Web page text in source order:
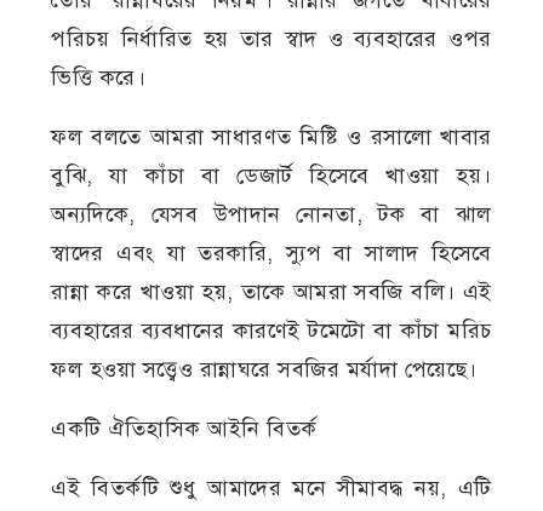
পরিচয় নির্ধারিত হয় তার স্বাদ ও ব্যবহারের ওপর
ভিত্তি করে।
ফল বলতে আমরা সাধারণত মিষ্টি ও রসালো খাবার
বুঝি, যা কাঁচা বা ডেজার্ট হিসেবে খাওয়া হয়।
অন্যদিকে, যেসব উপাদান নোনতা, টক বা ঝাল
স্বাদের এবং যা তরকারি, স্যুপ বা সালাদ হিসেবে
রান্না করে খাওয়া হয়, তাকে আমরা সবজি বলি। এই
ব্যবহারের ব্যবধানের কারণেই টমেটো বা কাঁচা মরিচ
ফল হওয়া সত্ত্বেও রান্নাঘরে সবজির মর্যাদা পেয়েছে।
একটি ঐতিহাসিক আইনি বিতর্ক
এই বিতর্কটি শুধু আমাদের মনে সীমাবদ্ধ নয়, এটি